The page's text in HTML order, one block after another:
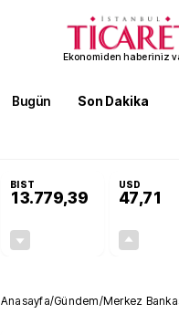
Ekonomiden haberiniz
Bugün Son Dakika
BIST
13.779,39
USD
47,71
Anasayfa/Gündem/Merkez